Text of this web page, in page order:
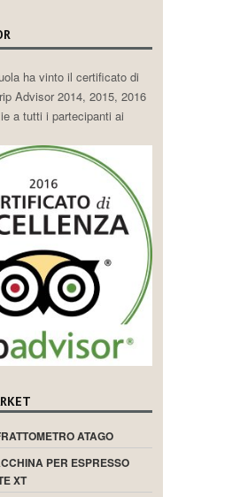
ha vinto il certificato di
Advisor 2014, 2015, 2016
a tutti i partecipanti ai
ATAGO
PER ESPRESSO
XT